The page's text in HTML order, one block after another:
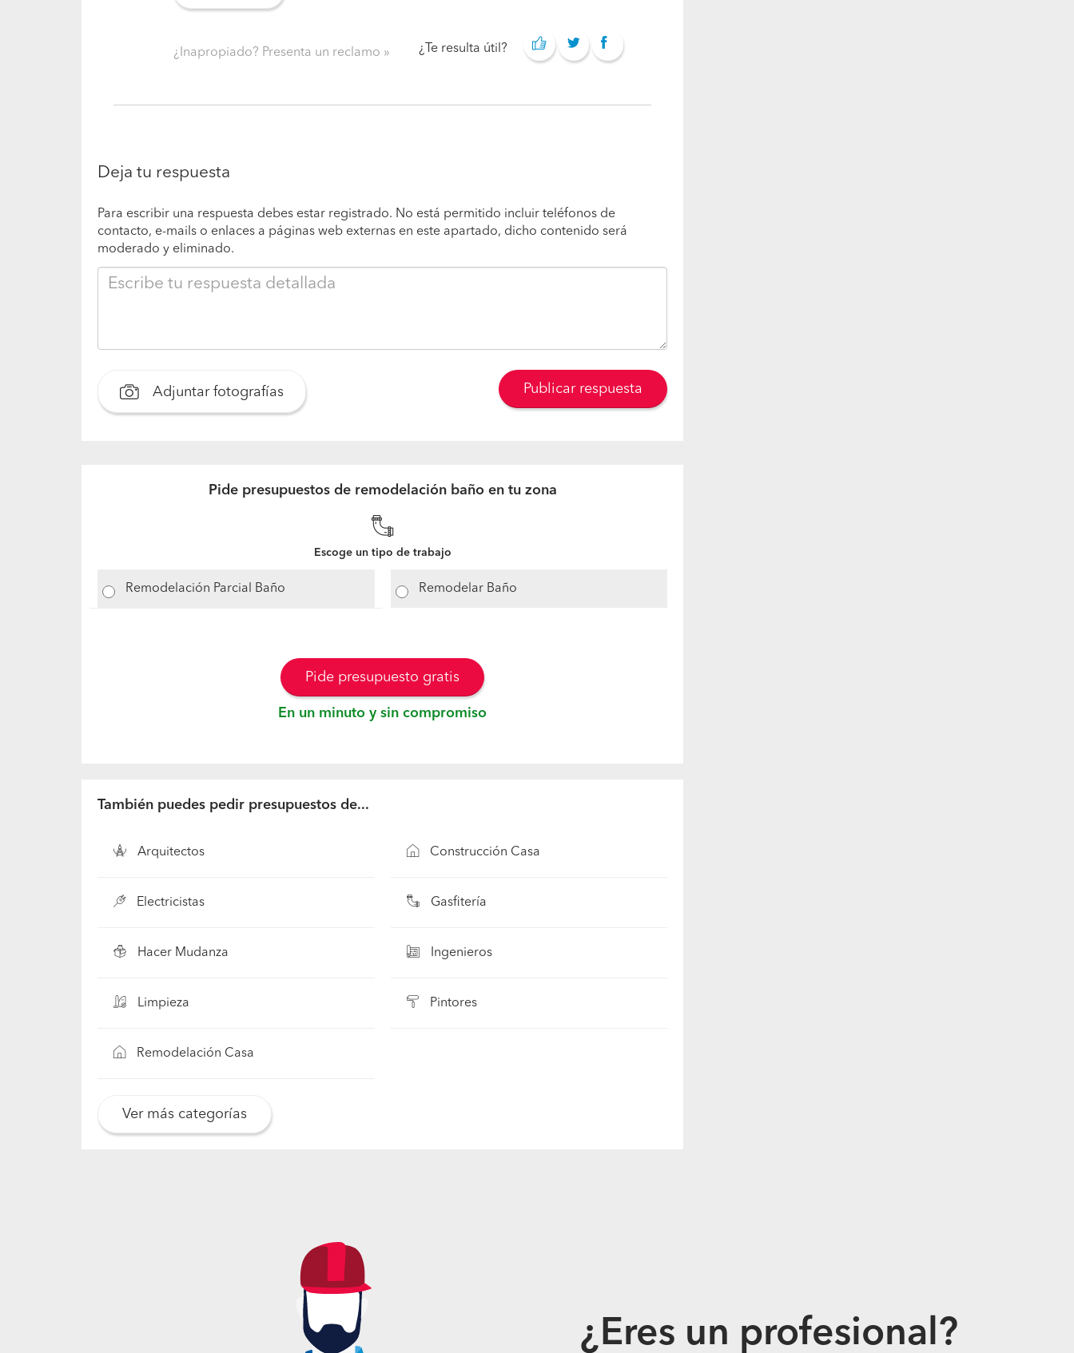
¿Inapropiado? Presenta un reclamo ¿Te resulta útil?
Deja tu respuesta
Para escribir una respuesta debes estar registrado. No está permitido incluir teléfonos de
contacto, e-mails o enlaces a páginas web externas en este apartado, dicho contenido será
moderado y eliminado.
Adjuntar fotografías Publicar respuesta
Pide presupuestos de remodelación baño en tu zona
Escoge un tipo de trabajo
Remodelación Parcial Baño Remodelar Baño
Pide presupuesto gratis
En un minuto y sin compromiso
También puedes pedir presupuestos de...
Arquitectos Construcción Casa
Electricistas Gasfitería
Hacer Mudanza Ingenieros
Limpieza Pintores
Remodelación Casa
Ver más categorías
¿Eres un profesional?